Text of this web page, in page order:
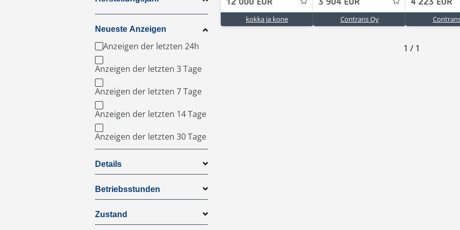
Neueste Anzeigen
Anzeigen der letzten 24h
Anzeigen der letzten 3 Tage
Anzeigen der letzten 7 Tage
Anzeigen der letzten 14 Tage
Anzeigen der letzten 30 Tage
Details
Betriebsstunden
Zustand
12 000 EUR
kokka ja kone
3 904 EUR
Contrans Oy
4 223 EUR
1 / 1